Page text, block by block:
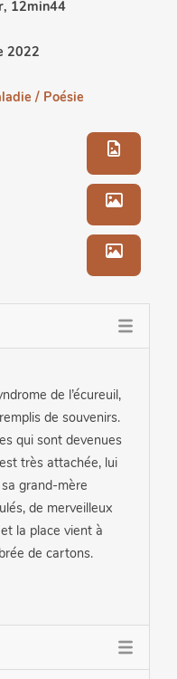
12min44
2022
/ Poésie
de l’écureuil,
de souvenirs.
qui sont devenues
très attachée, lui
grand-mère
de merveilleux
la place vient à
de cartons.